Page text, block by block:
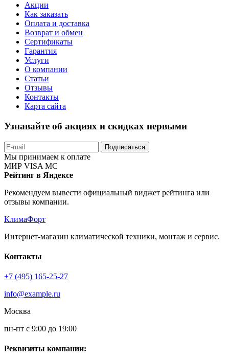
Акции
Как заказать
Оплата и доставка
Возврат и обмен
Сертификаты
Гарантия
Услуги
О компании
Статьи
Отзывы
Контакты
Карта сайта
Узнавайте об акциях и скидках первыми
Подписаться
Мы принимаем к оплате
МИР VISA MC
Рейтинг в Яндексе
Рекомендуем вывести официальный виджет рейтинга или
отзывы компании.
КлимаФорт
Интернет-магазин климатической техники, монтаж и сервис.
Контакты
+7 (495) 165-25-27
info@example.ru
Москва
пн-пт с 9:00 до 19:00
Реквизиты компании: